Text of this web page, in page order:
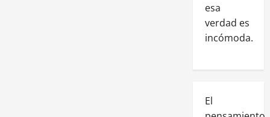
esa
verdad es
incómoda.
El